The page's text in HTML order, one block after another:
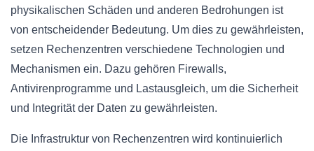
physikalischen Schäden und anderen Bedrohungen ist
von entscheidender Bedeutung. Um dies zu gewährleisten,
setzen Rechenzentren verschiedene Technologien und
Mechanismen ein. Dazu gehören Firewalls,
Antivirenprogramme und Lastausgleich, um die Sicherheit
und Integrität der Daten zu gewährleisten.
Die Infrastruktur von Rechenzentren wird kontinuierlich